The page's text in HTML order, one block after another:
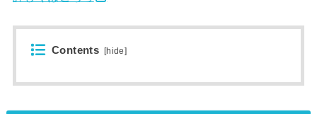
Contents [hide]